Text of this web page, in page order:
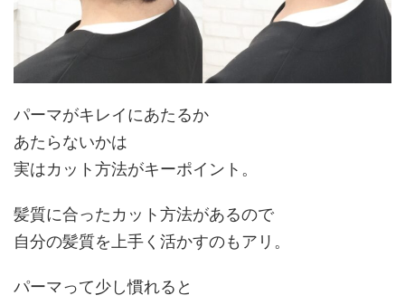
パーマがキレイにあたるか
あたらないかは
実はカット方法がキーポイント。
髪質に合ったカット方法があるので
自分の髪質を上手く活かすのもアリ。
パーマって少し慣れると